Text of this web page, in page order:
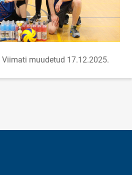
Viimati muudetud 17.12.2025.